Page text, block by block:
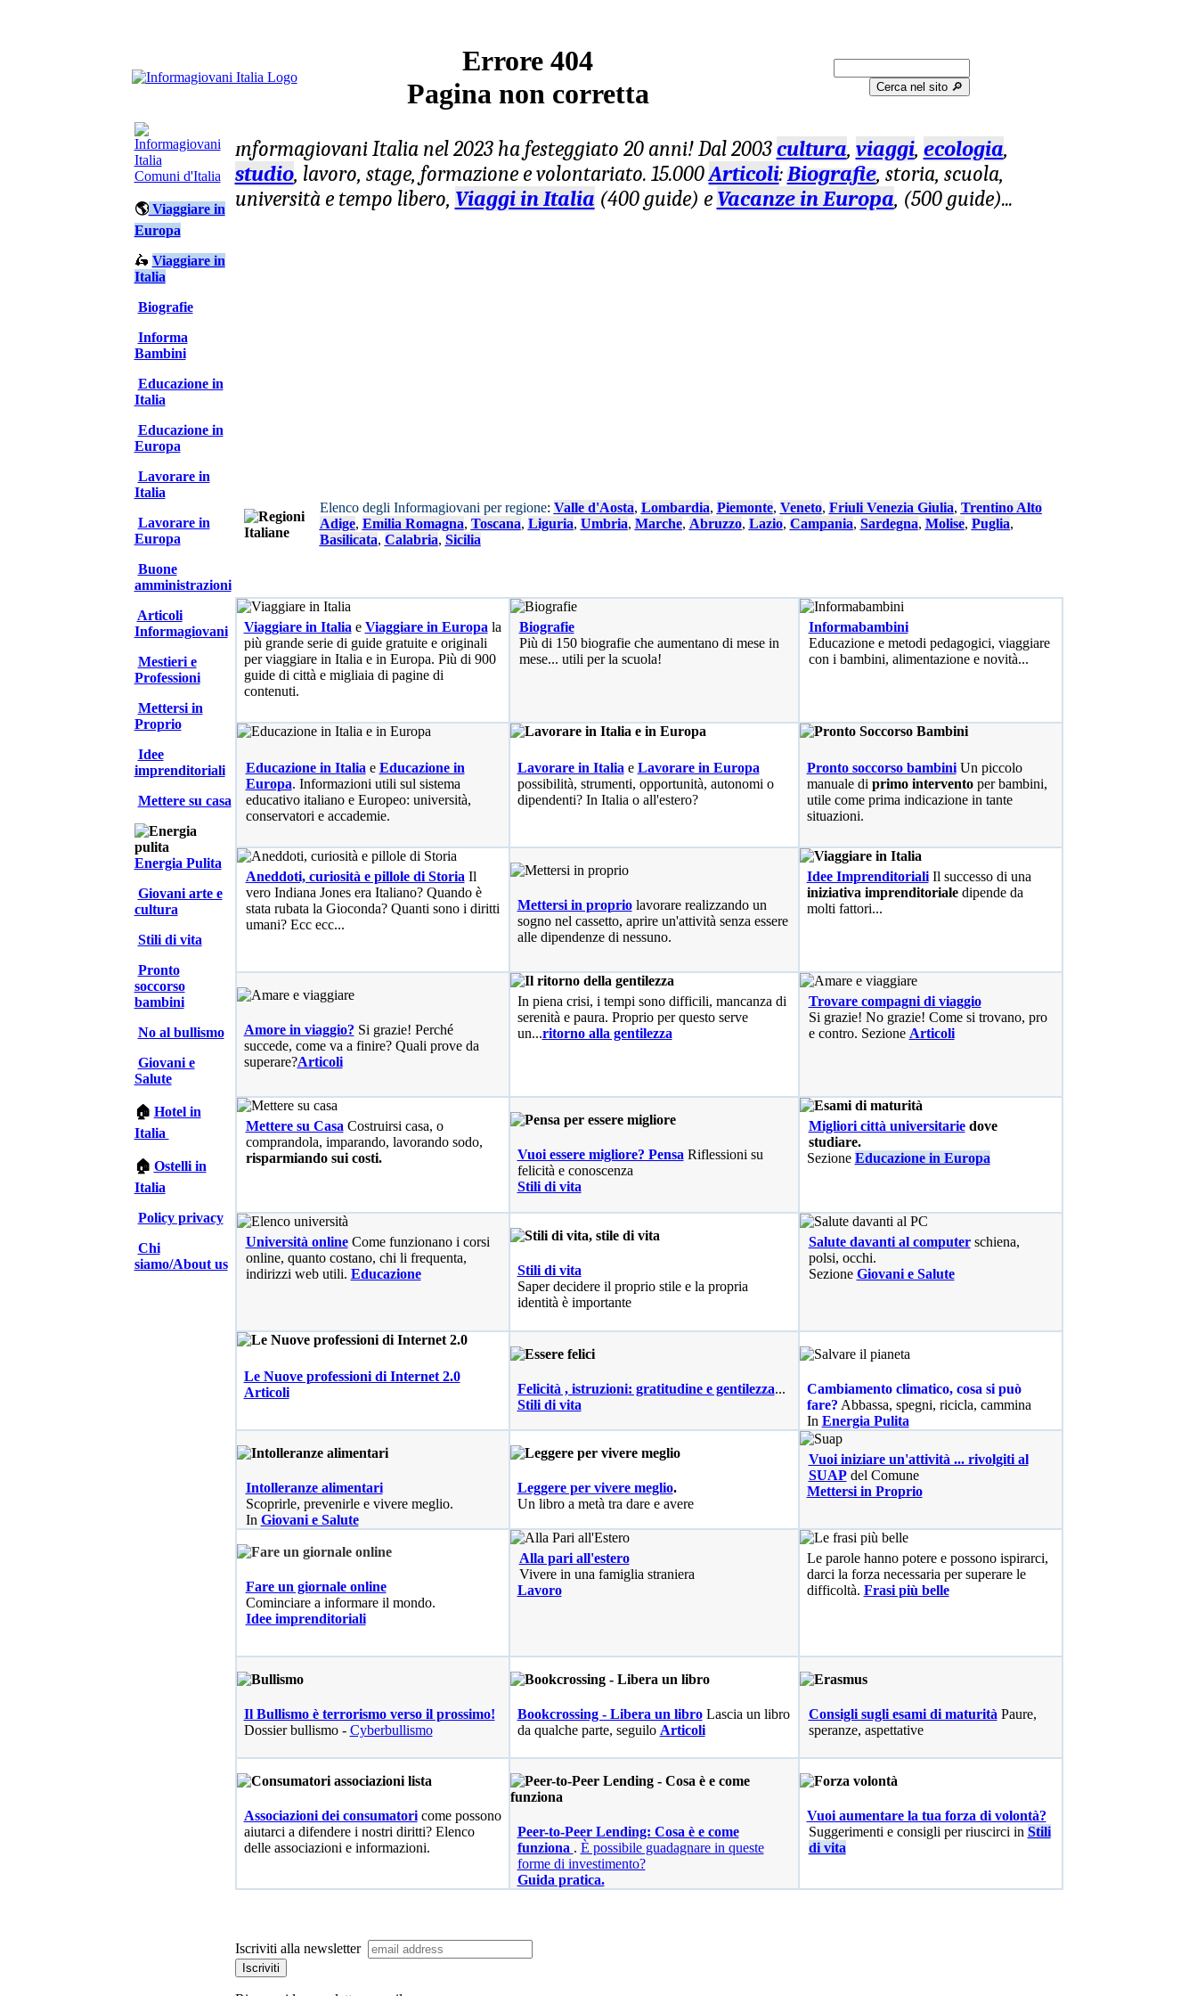
Errore 404
Pagina non corretta
Cerca nel sito 🔎︎
Comuni d'Italia
🌎Viaggiare in
Europa
🛵 Viaggiare in
Italia
Biografie
Informa
Bambini
Educazione in
Italia
Educazione in
Europa
Lavorare in
Italia
Lavorare in
Europa
Buone
amministrazioni
Articoli
Informagiovani
Mestieri e
Professioni
Mettersi in
Proprio
Idee
imprenditoriali
Mettere su casa
Energia Pulita
Giovani arte e
cultura
Stili di vita
Pronto
soccorso
bambini
No al bullismo
Giovani e
Salute
🏠 Hotel in
Italia
🏠 Ostelli in
Italia
Policy privacy
Chi
siamo/About us
InformagiovaniItalia nel 2023 ha festeggiato 20 anni! Dal 2003cultura, viaggi, ecologia,
studio, lavoro, stage, formazione e volontariato. 15.000Articoli:Biografie, storia, scuola,
università e tempo libero, Viaggi in Italia (400 guide) e Vacanze in Europa, (500 guide)...
Elenco degli Informagiovani per regione: Valle d'Aosta, Lombardia, Piemonte, Veneto, Friuli Venezia Giulia, Trentino Alto
Adige, Emilia Romagna, Toscana, Liguria, Umbria, Marche, Abruzzo, Lazio, Campania, Sardegna, Molise, Puglia,
Basilicata, Calabria, Sicilia
Viaggiare in Italia e Viaggiare in Europa la
più grande serie di guide gratuite e originali
per viaggiare in Italia e in Europa. Più di 900
guide di città e migliaia di pagine di
contenuti.
Biografie
Più di 150 biografie che aumentano di mese in
mese... utili per la scuola!
Informabambini
Educazione e metodi pedagogici, viaggiare
con i bambini, alimentazione e novità...
Educazione in Italia e Educazione in
Europa. Informazioni utili sul sistema
educativo italiano e Europeo: università,
conservatori e accademie.
Lavorare in Italia e Lavorare in Europa
possibilità, strumenti, opportunità, autonomi o
dipendenti? In Italia o all'estero?
Pronto soccorso bambiniUn piccolo
manuale di primo interventoper bambini,
utile come prima indicazione in tante
situazioni.
Aneddoti, curiosità e pillole di Storia Il
vero Indiana Jones era Italiano? Quando è
stata rubata la Gioconda? Quanti sono i diritti
umani? Ecc ecc...
Mettersi in propriolavorare realizzando un
sogno nel cassetto, aprire un'attività senza essere
alle dipendenze di nessuno.
Idee ImprenditorialiIl successo di una
iniziativa imprenditorialedipende da
molti fattori...
Amore in viaggio? Si grazie! Perché
succede, come va a finire? Quali prove da
superare?Articoli
In piena crisi, i tempi sono difficili, mancanza di
serenità e paura. Proprio per questo serve
un...ritorno alla gentilezza
Trovare compagni di viaggio
Si grazie! No grazie! Come si trovano, pro
e contro. Sezione Articoli
Mettere su Casa Costruirsi casa, o
comprandola, imparando, lavorando sodo,
risparmiando sui costi.
Vuoi essere migliore? Pensa Riflessioni su
felicità e conoscenza
Stili di vita
Migliori città universitariedove
studiare.
Sezione Educazione in Europa
Università online Come funzionano i corsi
online, quanto costano, chi li frequenta,
indirizzi web utili. Educazione
Stili di vita
Saper decidere il proprio stile e la propria
identità è importante
Salute davanti al computerschiena,
polsi, occhi.
Sezione Giovani e Salute
Le Nuove professioni di Internet 2.0
Articoli
Felicità , istruzioni: gratitudine e gentilezza...
Stili di vita
Cambiamento climatico, cosa si può
fare? Abbassa, spegni, ricicla, cammina
In Energia Pulita
Intolleranze alimentari
Scoprirle, prevenirle e vivere meglio.
In Giovani e Salute
Leggere per vivere meglio.
Un libro a metà tra dare e avere
Vuoi iniziare un'attività ... rivolgiti al
SUAPdel Comune
Mettersi in Proprio
Fare un giornale online
Cominciare a informare il mondo.
Idee imprenditoriali
Alla pari all'estero
Vivere in una famiglia straniera
Lavoro
Le parole hanno potere e possono ispirarci,
darci la forza necessaria per superare le
difficoltà. Frasi più belle
Il Bullismo è terrorismo verso il prossimo!
Dossier bullismo - Cyberbullismo
Bookcrossing - Libera un libroLascia un libro
da qualche parte, seguilo Articoli
Consigli sugli esami di maturità Paure,
speranze, aspettative
Associazioni dei consumatoricome possono
aiutarci a difendere i nostri diritti? Elenco
delle associazioni e informazioni.
Peer-to-Peer Lending: Cosa è e come
funziona . È possibile guadagnare in queste
forme di investimento?
Guida pratica.
Vuoi aumentare la tua forza di volontà?
Suggerimenti e consigli per riuscirci in Stili
di vita
Iscriviti alla newsletter